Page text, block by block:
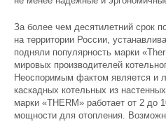
За более чем десятилетний срок
на территории России,
подняли популярность марки
мировых производителей
Неоспоримым фактом является и
каскадных котельных из
марки «THERM» работает от 2 до
мощности для отопления.